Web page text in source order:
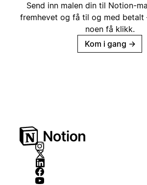
Send inn malen din til Notion-
fremhevet og få til og med betalt
noen få klikk.
Kom i gang →